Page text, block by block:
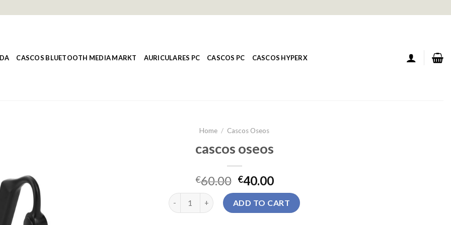
CASCOS BLUETOOTH MEDIA MARKT AURICULARES PC CASCOS PC CASCOS HYPERX
Home / Cascos Oseos
cascos oseos
€60.00 €40.00
cascos oseos quantityADD TO CART